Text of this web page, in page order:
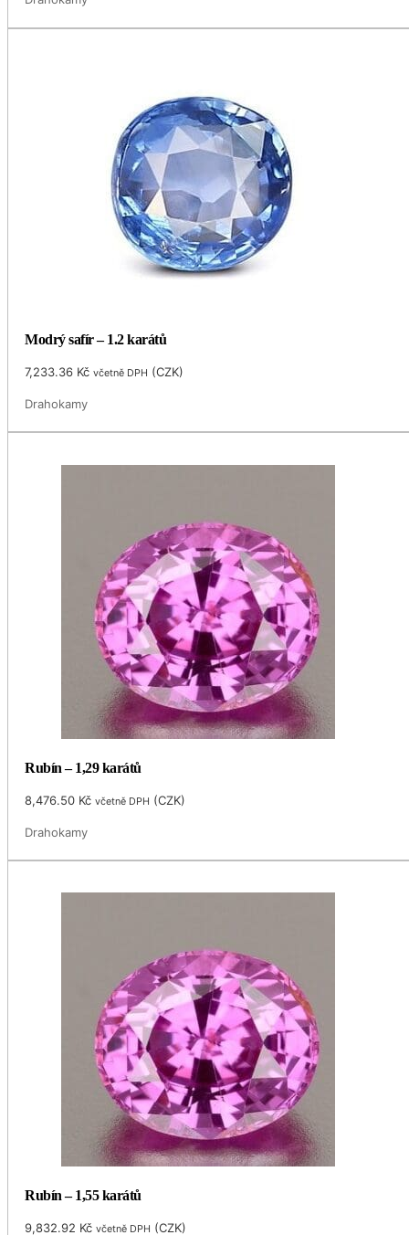
Modrý safír – 1.2 karátů
7,233.36 Kč včetně DPH (CZK)
Drahokamy
Rubín – 1,29 karátů
8,476.50 Kč včetně DPH (CZK)
Drahokamy
Rubín – 1,55 karátů
9,832.92 Kč včetně DPH (CZK)